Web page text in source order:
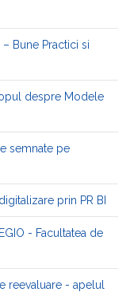
Bune Practici si
despre Modele
semnate pe
prin PR BI
- Facultatea de
reevaluare - apelul